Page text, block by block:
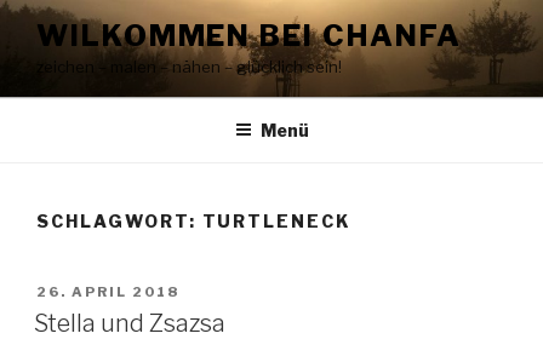
Zum
InhaltWILKOMMEN BEI CHANFA
zeichen – malen – nähen – glücklich sein!
Menü
SCHLAGWORT: TURTLENECK
VERÖFFENTLICHT
AM
26. APRIL 2018
Stella und Zsazsa